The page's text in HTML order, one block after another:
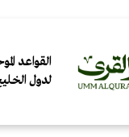
القواعد
لدول